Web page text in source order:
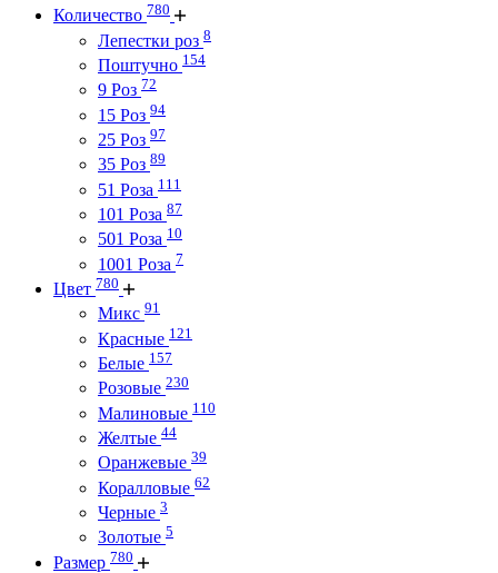
Количество 780
Лепестки роз 8
Поштучно 154
9 Роз 72
15 Роз 94
25 Роз 97
35 Роз 89
51 Роза 111
101 Роза 87
501 Роза 10
1001 Роза 7
Цвет 780
Микс 91
Красные 121
Белые 157
Розовые 230
Малиновые 110
Желтые 44
Оранжевые 39
Коралловые 62
Черные 3
Золотые 5
Размер 780